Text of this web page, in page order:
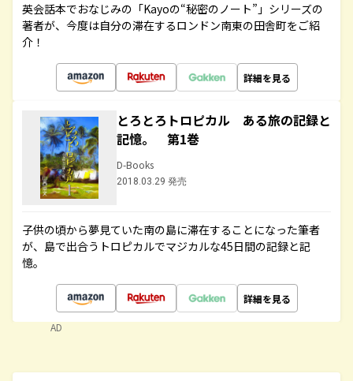
英会話本でおなじみの「Kayoの“秘密のノート”」シリーズの
著者が、今度は自分の滞在するロンドン南東の田舎町をご紹
介！
詳細を見る
とろとろトロピカル ある旅の記録と
記憶。 第1巻
D-Books
2018.03.29 発売
子供の頃から夢見ていた南の島に滞在することになった筆者
が、島で出合うトロピカルでマジカルな45日間の記録と記
憶。
詳細を見る
AD